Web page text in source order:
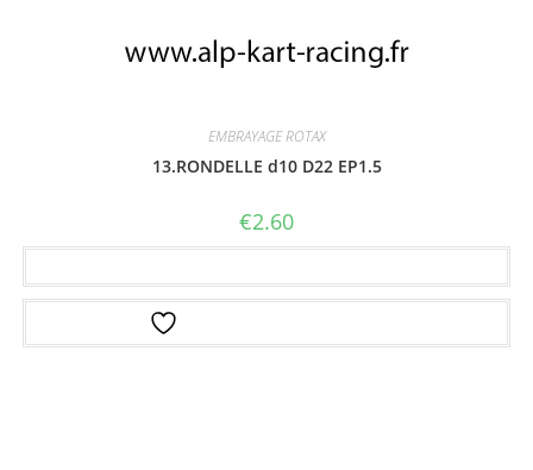
EMBRAYAGE ROTAX
13.RONDELLE d10 D22 EP1.5
€2.60